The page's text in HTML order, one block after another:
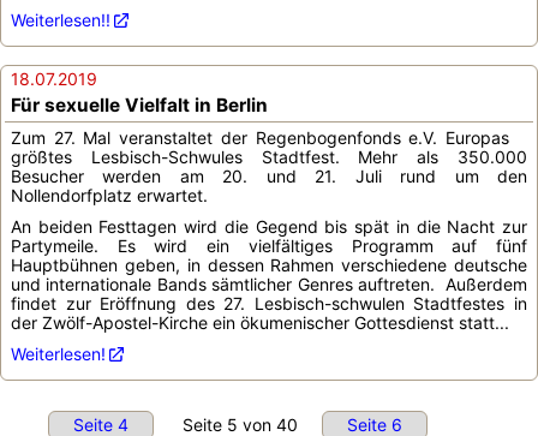
Weiterlesen!!
18.07.2019
Für sexuelle Vielfalt in Berlin
Zum 27. Mal veranstaltet der Regenbogenfonds e.V. Europas
größtes Lesbisch-Schwules Stadtfest. Mehr als 350.000
Besucher werden am 20. und 21. Juli rund um den
Nollendorfplatz erwartet.
An beiden Festtagen wird die Gegend bis spät in die Nacht zur
Partymeile. Es wird ein vielfältiges Programm auf fünf
Hauptbühnen geben, in dessen Rahmen verschiedene deutsche
und internationale Bands sämtlicher Genres auftreten. Außerdem
findet zur Eröffnung des 27. Lesbisch-schwulen Stadtfestes in
der Zwölf-Apostel-Kirche ein ökumenischer Gottesdienst statt...
Weiterlesen!
Seite 4 Seite 5 von 40 Seite 6